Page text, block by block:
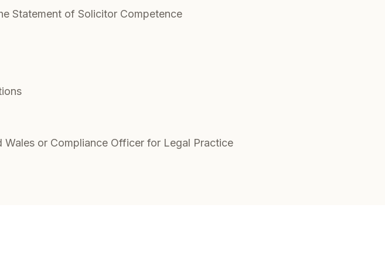
Statement of Solicitor Competence
or Compliance Officer for Legal Practice